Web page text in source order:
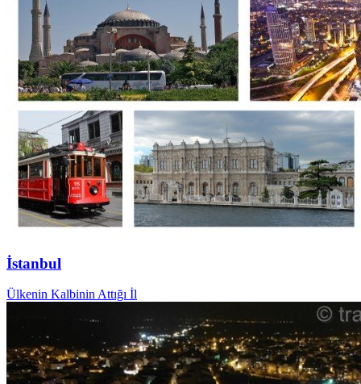
İstanbul
Ülkenin Kalbinin Attığı İl